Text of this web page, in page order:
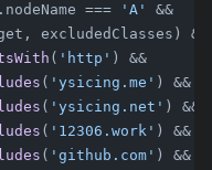
nodeName === 'A'
&&
excludedClasses) &&
( 'http' ) &&
( 'ysicing.me' ) &&
( 'ysicing.net' ) &&
( '12306.work' ) &&
( 'github.com' ) &&